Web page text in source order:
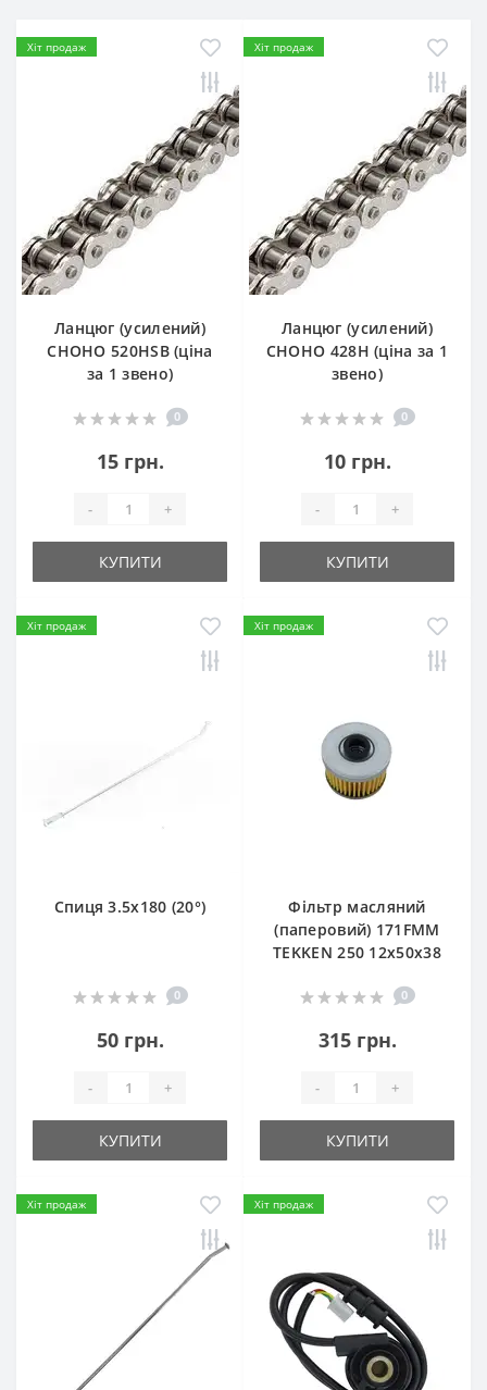
Хіт продаж
Ланцюг (усилений)
СHOHO 520HSB (ціна
за 1 звено)
0
15 грн.
- +
КУПИТИ
Хіт продаж
Ланцюг (усилений)
СHOHO 428H (ціна за 1
звено)
0
10 грн.
- +
КУПИТИ
Хіт продаж
Спиця 3.5х180 (20°)
0
50 грн.
- +
КУПИТИ
Хіт продаж
Фільтр масляний
(паперовий) 171FMM
TEKKEN 250 12х50х38
0
315 грн.
- +
КУПИТИ
Хіт продаж Хіт продаж